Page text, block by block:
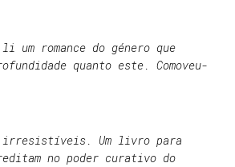
li um romance do género que
quanto este. Comoveu-
irresistíveis. Um livro para
no poder curativo do